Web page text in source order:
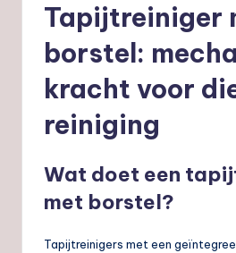
Tapijtreiniger
borstel:
kracht voor
reiniging
Wat doet een
met borstel?
Tapijtreinigers met een